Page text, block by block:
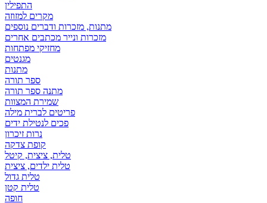
התפילין
מקרים למזוזה
מתנות, מזכרות ודברים נוספים
מזכרות ונייר מכתבים אחרים
מחזיקי מפתחות
מגנטים
מתנות
ספר תורה
מתנה ספר תורה
שמירת המצוות
פריטים לברית מילה
פכים לנטילת ידים
נרות זיכרון
קופת צדקה
טלית, ציצית, קיטל
טלית ילדים, ציצית
טלית גדול
טלית קטן